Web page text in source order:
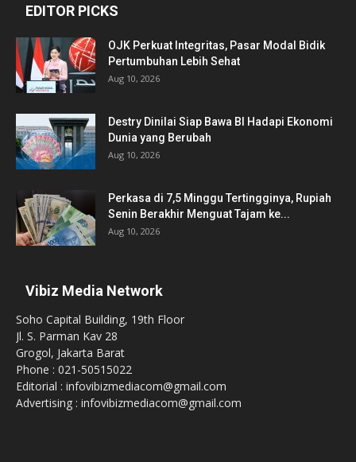
EDITOR PICKS
OJK Perkuat Integritas, Pasar Modal Bidik
Pertumbuhan Lebih Sehat
Aug 10, 2026
Destry Dinilai Siap Bawa BI Hadapi Ekonomi
Dunia yang Berubah
Aug 10, 2026
Perkasa di 7,5 Minggu Tertingginya, Rupiah
Senin Berakhir Menguat Tajam ke...
Aug 10, 2026
Vibiz Media Network
Soho Capital Building, 19th Floor
Jl. S. Parman Kav 28
Grogol, Jakarta Barat
Phone : 021-50515022
Editorial : infovibizmediacom@gmail.com
Advertising : infovibizmediacom@gmail.com